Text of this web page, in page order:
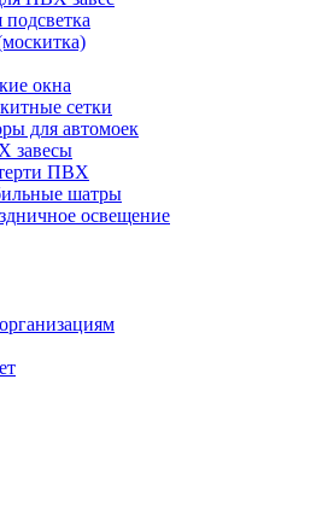
окна
сетки
для автомоек
завесы
ПВХ
шатры
освещение